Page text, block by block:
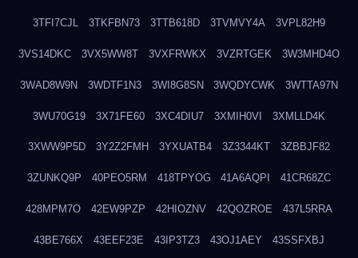
3TFI7CJL 3TKFBN73 3TTB618D 3TVMVY4A 3VPL82H9
3VS14DKC 3VX5WW8T 3VXFRWKX 3VZRTGEK 3W3MHD4O
3WAD8W9N 3WDTF1N3 3WI8G8SN 3WQDYCWK 3WTTA97N
3WU70G19 3X71FE60 3XC4DIU7 3XMIH0VI 3XMLLD4K
3XWW9P5D 3Y2Z2FMH 3YXUATB4 3Z3344KT 3ZBBJF82
3ZUNKQ9P 40PEO5RM 418TPYOG 41A6AQPI 41CR68ZC
428MPM7O 42EW9PZP 42HIOZNV 42QOZROE 437L5RRA
43BE766X 43EEF23E 43IP3TZ3 43OJ1AEY 43SSFXBJ